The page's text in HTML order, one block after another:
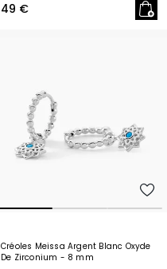
49 €
Créoles Meissa Argent Blanc Oxyde
De Zirconium - 8 mm